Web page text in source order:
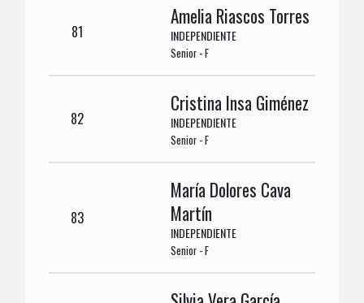
81
Amelia Riascos Torres
INDEPENDIENTE
Senior - F
82
Cristina Insa Giménez
INDEPENDIENTE
Senior - F
83
María Dolores Cava
Martín
INDEPENDIENTE
Senior - F